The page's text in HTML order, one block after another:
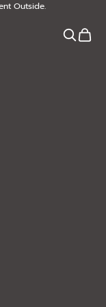
Outside.
Company Limited
Search
Cart